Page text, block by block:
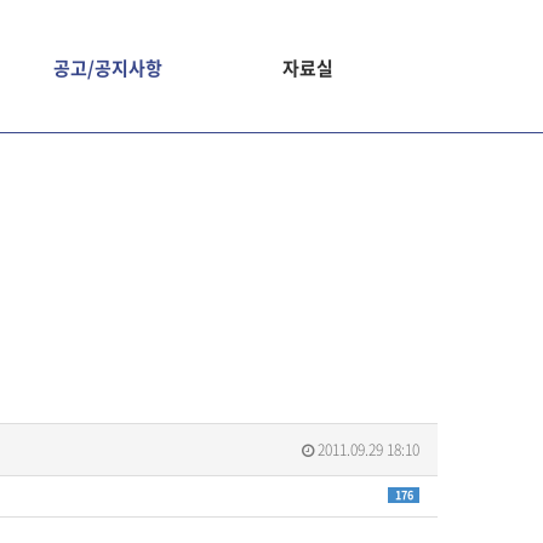
공고/공지사항 자료실
2011.09.29 18:10
176